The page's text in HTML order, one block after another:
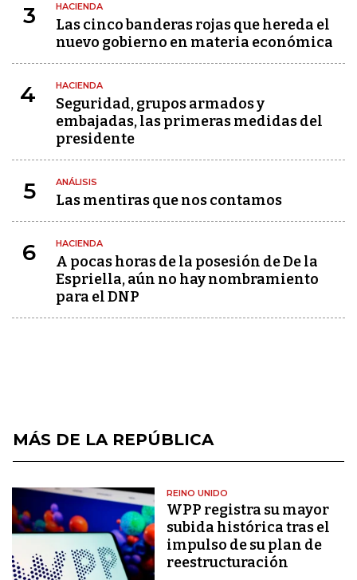
3 HACIENDA
Las cinco banderas rojas que hereda el
nuevo gobierno en materia económica
4 HACIENDA
Seguridad, grupos armados y
embajadas, las primeras medidas del
presidente
5 ANÁLISIS
Las mentiras que nos contamos
6 HACIENDA
A pocas horas de la posesión de De la
Espriella, aún no hay nombramiento
para el DNP
MÁS DE LA REPÚBLICA
REINO UNIDO
WPP registra su mayor
subida histórica tras el
impulso de su plan de
reestructuración